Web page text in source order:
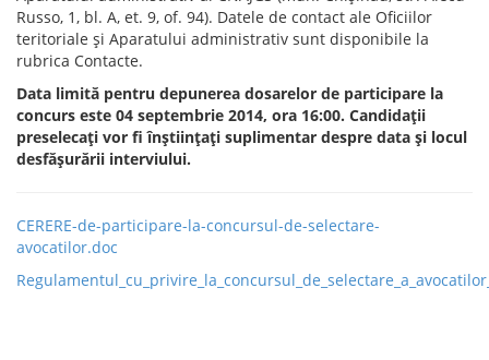
Russo, 1, bl. A, et. 9, of. 94). Datele de contact ale Oficiilor
teritoriale şi Aparatului administrativ sunt disponibile la
rubrica Contacte.
Data limită pentru depunerea dosarelor de participare la
concurs este 04 septembrie 2014, ora 16:00. Candidaţii
preselecaţi vor fi înştiinţaţi suplimentar despre data şi locul
desfăşurării interviului.
CERERE-de-participare-la-concursul-de-selectare-
avocatilor.doc